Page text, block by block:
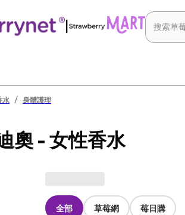
|
水 / 身體護理
奧 - 女性香水
全部 草莓網 莓日購